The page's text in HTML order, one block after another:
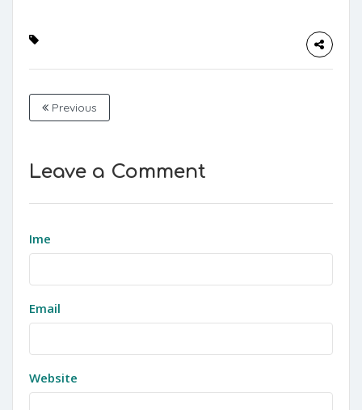
Previous
Leave a Comment
Ime
Email
Website